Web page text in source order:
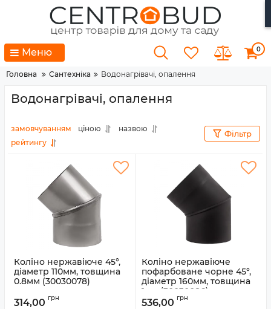
Меню 0
Головна Сантехніка Водонагрівачі, опалення
Водонагрівачі, опалення
замовчуванням ціною
назвою
рейтингу
Фільтр
Коліно нержавіюче 45°,
діаметр 110мм, товщина
0.8мм (30030078)
314,00 грн
Коліно нержавіюче
пофарбоване чорне 45°,
діаметр 160мм, товщина
1мм (30030086)
Артикул: 30030086
536,00 грн